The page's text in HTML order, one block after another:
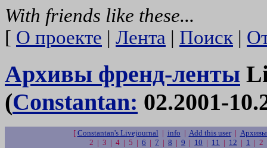
With friends like these...
[ О проекте | Лента | Поиск |
Архивы френд-ленты
(Constantan: 02.2001-
[ Constantan's Livejournal | info | Add this user| Архивы
2 | 3 | 4 | 5 | 6 | 7 | 8 | 9 | 10 | 11 | 12 | 1 |